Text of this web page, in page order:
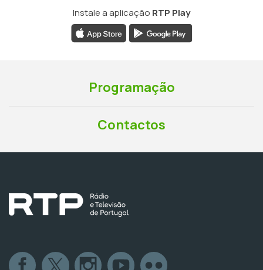
Instale a aplicação RTP Play
Programação
Contactos